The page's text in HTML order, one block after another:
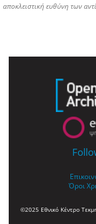
αποκλειστική ευθύνη των
Όροι
©2025 Εθνικό Κέντρο